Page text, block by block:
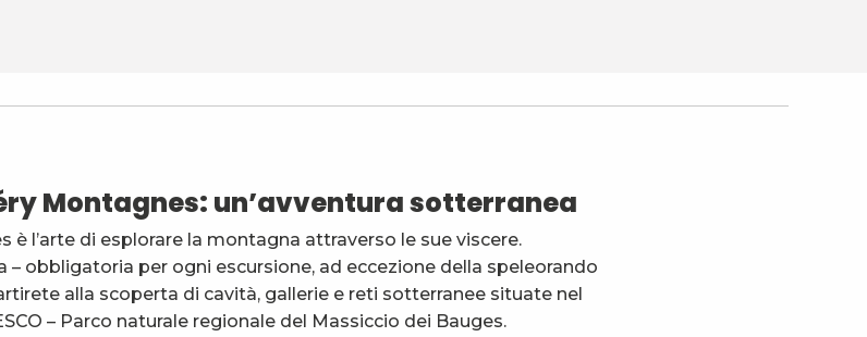
souterrain et sa rivière : le Chéran
Montagnes: un’avventura sotterranea
è l’arte di esplorare la montagna attraverso le sue viscere.
obbligatoria per ogni escursione, ad eccezione della speleorando
alla scoperta di cavità, gallerie e reti sotterranee situate nel
– Parco naturale regionale del Massiccio dei Bauges.